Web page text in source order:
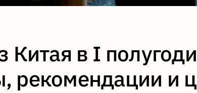
Китая в I
рекомендации и